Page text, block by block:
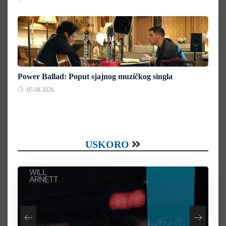
Power Ballad: Poput sjajnog muzičkog singla
05.08.2026.
USKORO